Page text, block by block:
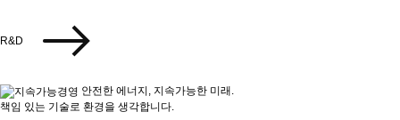
R&D
안전한 에너지, 지속가능한 미래.
책임 있는 기술로 환경을 생각합니다.